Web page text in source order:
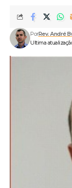
Ultima
PorRev. André